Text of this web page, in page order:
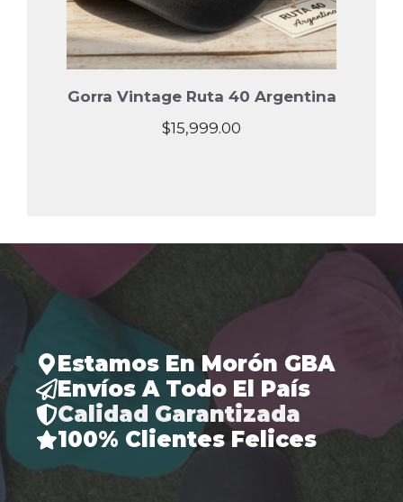
Gorra Vintage Ruta 40 Argentina
$15,999.00
Estamos En Morón GBA
Envíos A Todo El País
Calidad Garantizada
100% Clientes Felices